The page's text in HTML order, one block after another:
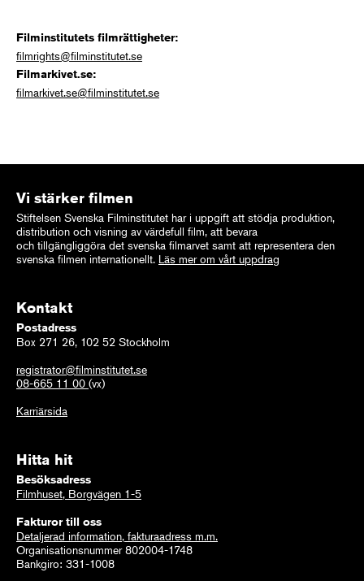
Filminstitutets filmrättigheter:
filmrights@filminstitutet.se
Filmarkivet.se:
filmarkivet.se@filminstitutet.se
Vi stärker filmen
Stiftelsen Svenska Filminstitutet har i uppgift att stödja produktion,
distribution och visning av värdefull film, att bevara
och tillgängliggöra det svenska filmarvet samt att representera den
svenska filmen internationellt. Läs mer om vårt uppdrag
Kontakt
Postadress
Box 271 26, 102 52 Stockholm
registrator@filminstitutet.se
08-665 11 00 (vx)
Karriärsida
Hitta hit
Besöksadress
Filmhuset, Borgvägen 1-5
Fakturor till oss
Detaljerad information, fakturaadress m.m.
Organisationsnummer 802004-1748
Bankgiro: 331-1008